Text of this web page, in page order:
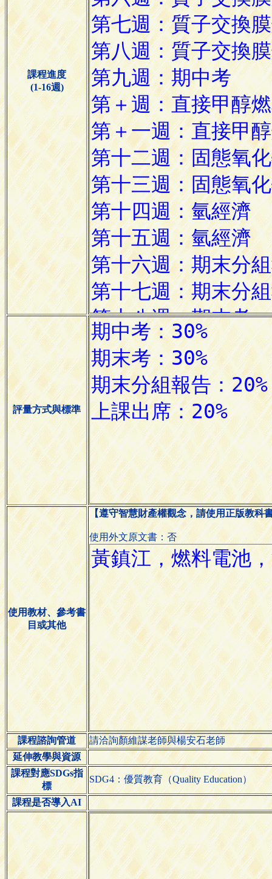
課程進度
(1-16週)
評量方式與標準
使用教材、參考書
目或其他
【遵守智慧財產權觀念，請使用正版教科
使用外文原文書：否
課程諮詢管道
請洽詢顏維謀老師與楊安石老師
延伸教學與資源
課程對應SDGs指
標
SDG4：優質教育（Quality Education）
課程是否導入AI